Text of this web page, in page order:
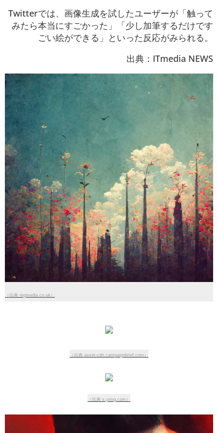
Twitterでは、画像生成を試したユーザーが「触って
みたら本当にすごかった」「少し加筆するだけです
ごい絵ができる」といった反応がみられる。
出典：ITmedia NEWS
（出典 regmedia.co.uk）
（出典 asset-cdn.campaignbrief.com）
（出典 s.yimg.com）